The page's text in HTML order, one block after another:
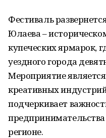
Фестиваль
Юлаева –
купеческих ярмарок,
уездного города
Мероприятие
креативных
подчеркивает
регионе.